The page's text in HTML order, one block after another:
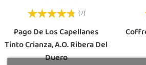
(7)
Pago De Los Capellanes
Tinto Crianza, A.O. Ribera Del
Duero